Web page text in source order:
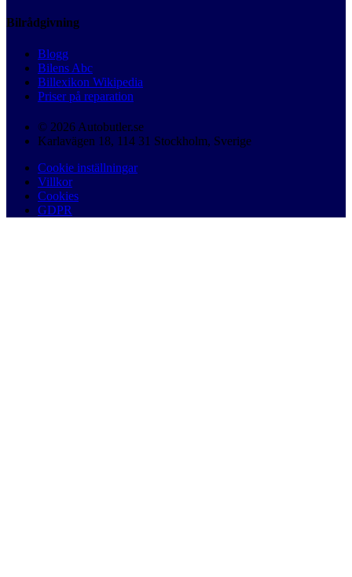
Bilrådgivning
Blogg
Bilens Abc
Billexikon Wikipedia
Priser på reparation
© 2026 Autobutler.se
Karlavägen 18, 114 31 Stockholm, Sverige
Cookie inställningar
Villkor
Cookies
GDPR